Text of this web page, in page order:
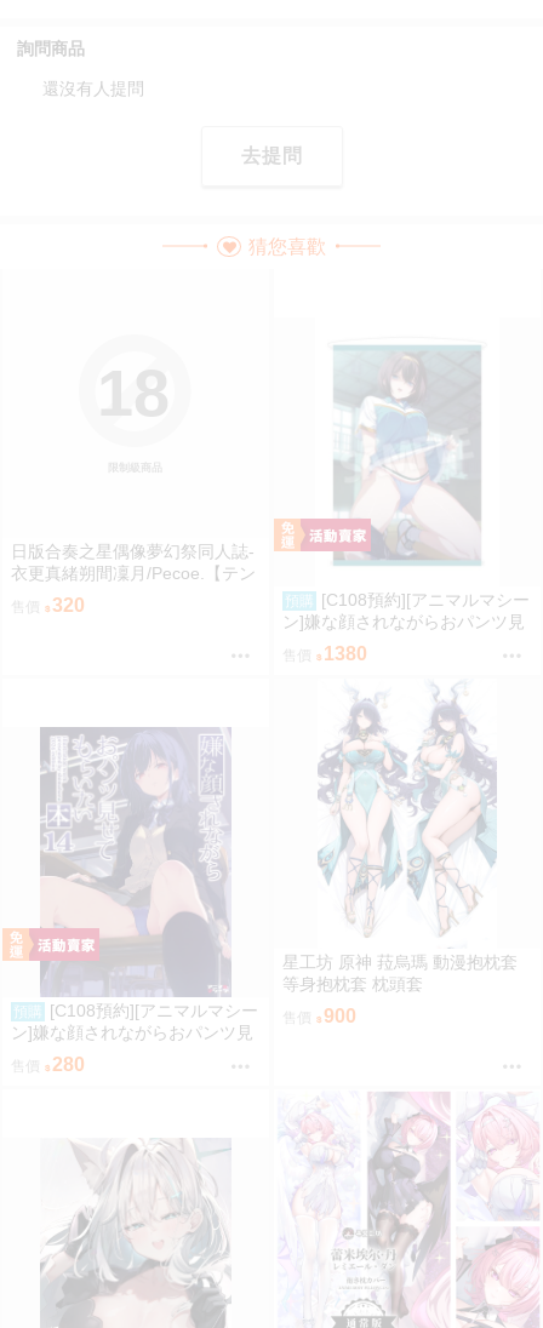
詢問商品
還沒有人提問
去提問
猜您喜歡
限制級商品
18
日版合奏之星偶像夢幻祭同人誌-
衣更真緒朔間凜月/Pecoe.【テン
プテェション スカァレット】
售價 320 預購
[C108預約][アニマルマシー
ン]嫌な顔されながらおパンツ見
せてもらいたい本14 附蜜瓜特典
A4資料夾+B2掛軸 同人誌id=372
售價 1380
預購
[C108預約][アニマルマシー
ン]嫌な顔されながらおパンツ見
せてもらいたい本14 附蜜瓜特典
A4資料夾 同人誌id=3770666
280
星工坊 原神 菈烏瑪 動漫抱枕套
等身抱枕套 枕頭套
900